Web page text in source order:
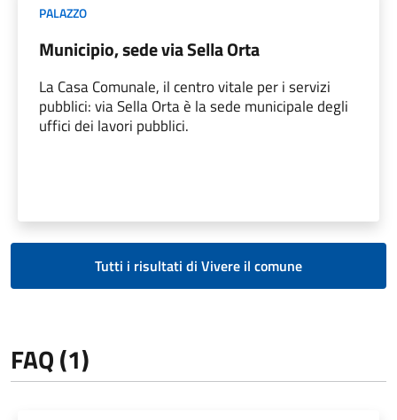
PALAZZO
Municipio, sede via Sella Orta
La Casa Comunale, il centro vitale per i servizi
pubblici: via Sella Orta è la sede municipale degli
uffici dei lavori pubblici.
Tutti i risultati di Vivere il comune
FAQ (1)